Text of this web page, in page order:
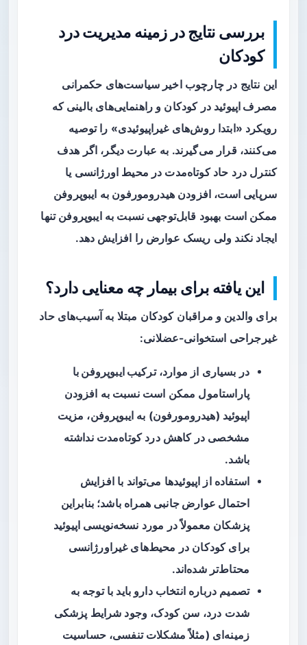
بررسی نتایج در زمینه مدیریت درد
کودکان
این نتایج در چارچوب اخیر سیاست‌های حکمرانی
مصرف اپیوئید در کودکان و راهنمایی‌های بالینی که
رویکرد «ابتدا روش‌های غیراپیوئیدی» را توصیه
می‌کنند، قرار می‌گیرند. به عبارت دیگر، اگر هدف
کنترل درد حاد کوتاه‌مدت در محیط اورژانسی یا
سرپایی است، افزودن هیدرومورفون به ایبوپروفن
ممکن است بهبود قابل‌توجهی نسبت به ایبوپروفن تنها
ایجاد نکند ولی ریسک عوارض را افزایش دهد.
این یافته برای بیمار چه معنایی دارد؟
برای والدین و مراقبان کودکان مبتلا به آسیب‌های حاد
غیرجراحی استخوانی-عضلانی:
در بسیاری از موارد،ترکیب ایبوپروفن با
پاراستامول ممکن است نسبت به افزودن
اپیوئید (هیدرومورفون) به ایبوپروفن، مزیت
مشخصی در کاهش درد کوتاه‌مدت نداشته
باشد.
استفاده از اپیوئیدها می‌تواند با افزایش
احتمال عوارض جانبی همراه باشد؛ بنابراین
پزشکان معمولاً در مورد نسخه‌نویسی اپیوئید
برای کودکان در محیط‌های غیراورژانسی
محتاط‌تر شده‌اند.
تصمیم درباره انتخاب دارو باید با توجه به
شدت درد، سن کودک، وجود شرایط پزشکی
زمینه‌ای (مثلاً مشکلات تنفسی، حساسیت